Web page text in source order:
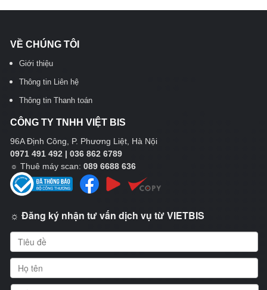
VỀ CHÚNG TÔI
Giới thiệu
Thông tin Liên hệ
Thông tin Thanh toán
CÔNG TY TNHH VIỆT BIS
96A Định Công, P. Phương Liệt, Hà Nội
0971 491 492 | 036 862 6789
☼ Thuê máy scan: 089 6688 636
☼ Đăng ký nhận tư vấn dịch vụ từ VIETBIS